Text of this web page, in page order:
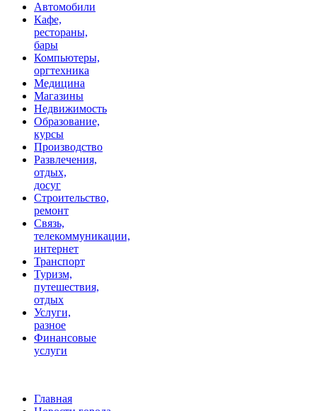
Автомобили
Кафе,
рестораны,
бары
Компьютеры,
оргтехника
Медицина
Магазины
Недвижимость
Образование,
курсы
Производство
Развлечения,
отдых,
досуг
Строительство,
ремонт
Связь,
телекоммуникации,
интернет
Транспорт
Туризм,
путешествия,
отдых
Услуги,
разное
Финансовые
услуги
Главная